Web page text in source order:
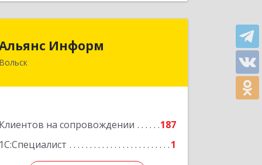
Информ
Вольск
Клиентов на сопровождении
187
1С:Специалист
1
Альянс Информ
412906, Саратовская обл, Вольск г,